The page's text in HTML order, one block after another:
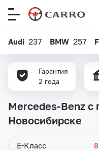
Audi 237 BMW 257
Гарантия
2 года
Mercedes-Benz с
Новосибирске
E-Класс